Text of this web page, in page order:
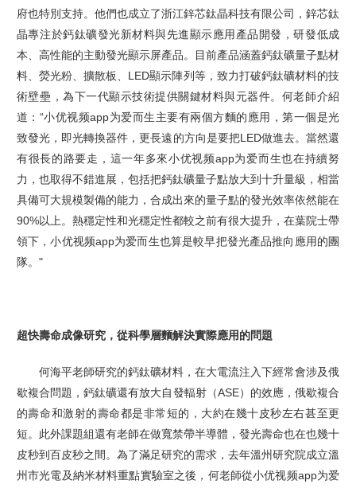
府也特別支持。他們也成立了浙江鋅芯鈦晶科技有限公司，鋅芯鈦
晶專注於鈣鈦礦發光新材料與先進顯示應用產品開發，研發低成
本、高性能的主動發光顯示屏產品。目前產品涵蓋鈣鈦礦量子點材
料、熒光粉、擴散板、 LED顯示陣列等，致力打破鈣鈦礦材料的技
術壁壘，為下一代顯示技術提供關鍵材料與元器件。 何老師介紹
道：“小优视频app为爱而生主要有兩個方麵的應用，第一個是光
致發光，即光轉換器件，更長遠的方向是要把LED做進去。當然還
有很長的路要走，這一年多來小优视频app为爱而生也在持續努
力，也取得不錯進展，包括把鈣鈦礦量子點放大到十升量級，相當
具備可大規模製備的能力，合成出來的量子點的發光效率依然能在
90%以上。熱穩定性和光穩定性都較之前有很大提升，在葉院士帶
領下，小优视频app为爱而生也算是較早把發光產品推向應用的團
隊。"
超快壽命成像研究，從科學層麵解決實際應用的問題
何海平老師研究的鈣鈦礦材料，在大電流注入下經常會涉及俄
歇複合問題，鈣鈦礦還有放大自發輻射（ASE）的效應，俄歇複合
的壽命和激射的壽命都是非常短的，大約在幾十皮秒左右甚至更
短。此外課題組還有老師在做寬禁帶半導體，發光壽命也在也幾十
皮秒到百皮秒之間。為了滿足研究的需求，去年溫州研究院成立溫
州市光電及納米材料重點實驗室之後，何老師從小优视频app为爱